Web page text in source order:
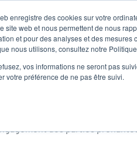
enregistre des cookies sur votre
site web et nous permettent de nous
et pour des analyses et des mesures
nous utilisons, consultez notre
vos informations ne seront pas
votre préférence de ne pas être suivi.
des parties